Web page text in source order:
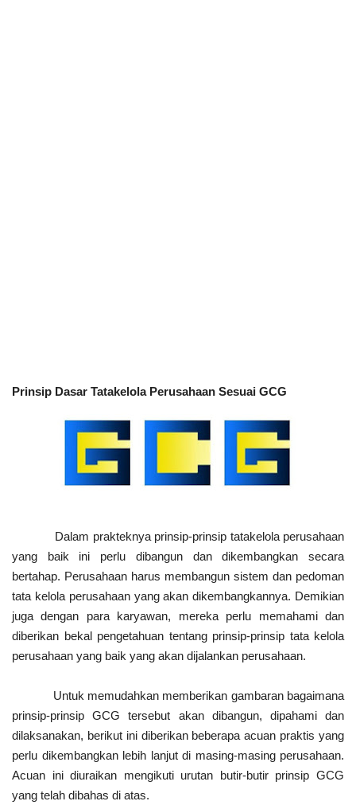
Prinsip Dasar Tatakelola Perusahaan Sesuai GCG
Dalam prakteknya prinsip-prinsip tatakelola perusahaan
yang baik ini perlu dibangun dan dikembangkan secara
bertahap. Perusahaan harus membangun sistem dan pedoman
tata kelola perusahaan yang akan dikembangkannya. Demikian
juga dengan para karyawan, mereka perlu memahami dan
diberikan bekal pengetahuan tentang prinsip-prinsip tata kelola
perusahaan yang baik yang akan dijalankan perusahaan.
Untuk memudahkan memberikan gambaran bagaimana
prinsip-prinsip GCG tersebut akan dibangun, dipahami dan
dilaksanakan, berikut ini diberikan beberapa acuan praktis yang
perlu dikembangkan lebih lanjut di masing-masing perusahaan.
Acuan ini diuraikan mengikuti urutan butir-butir prinsip GCG
yang telah dibahas di atas.